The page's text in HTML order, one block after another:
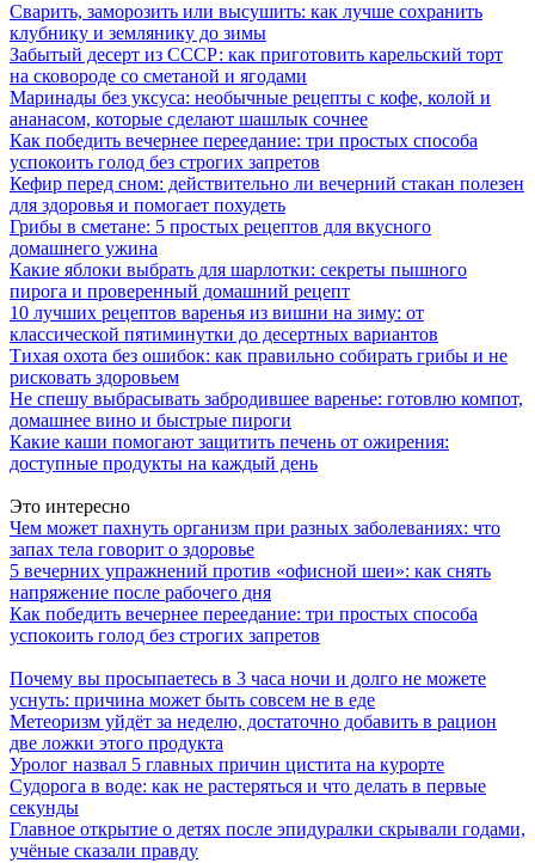
Сварить, заморозить или высушить: как лучше сохранить
клубнику и землянику до зимы
Забытый десерт из СССР: как приготовить карельский торт
на сковороде со сметаной и ягодами
Маринады без уксуса: необычные рецепты с кофе, колой и
ананасом, которые сделают шашлык сочнее
Как победить вечернее переедание: три простых способа
успокоить голод без строгих запретов
Кефир перед сном: действительно ли вечерний стакан полезен
для здоровья и помогает похудеть
Грибы в сметане: 5 простых рецептов для вкусного
домашнего ужина
Какие яблоки выбрать для шарлотки: секреты пышного
пирога и проверенный домашний рецепт
10 лучших рецептов варенья из вишни на зиму: от
классической пятиминутки до десертных вариантов
Тихая охота без ошибок: как правильно собирать грибы и не
рисковать здоровьем
Не спешу выбрасывать забродившее варенье: готовлю компот,
домашнее вино и быстрые пироги
Какие каши помогают защитить печень от ожирения:
доступные продукты на каждый день
Это интересно
Чем может пахнуть организм при разных заболеваниях: что
запах тела говорит о здоровье
5 вечерних упражнений против «офисной шеи»: как снять
напряжение после рабочего дня
Как победить вечернее переедание: три простых способа
успокоить голод без строгих запретов
Почему вы просыпаетесь в 3 часа ночи и долго не можете
уснуть: причина может быть совсем не в еде
Метеоризм уйдёт за неделю, достаточно добавить в рацион
две ложки этого продукта
Уролог назвал 5 главных причин цистита на курорте
Судорога в воде: как не растеряться и что делать в первые
секунды
Главное открытие о детях после эпидуралки скрывали годами,
учёные сказали правду